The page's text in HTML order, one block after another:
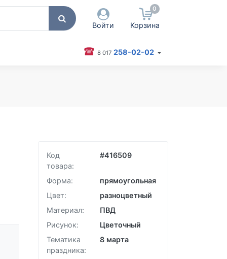
Войти
Войти
Забыли пароль?
0
Корзина
8 017 258-02-02
Код
товара:
#416509
Форма:
прямоугольная
Цвет:
разноцветный
Материал:
ПВД
Рисунок:
Цветочный
Тематика
праздника:
8 марта